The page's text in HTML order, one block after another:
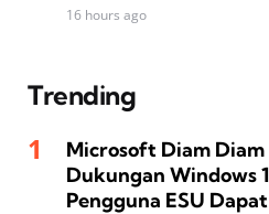
16 hours ago
Trending
Microsoft Diam
Dukungan Windows
Pengguna ESU